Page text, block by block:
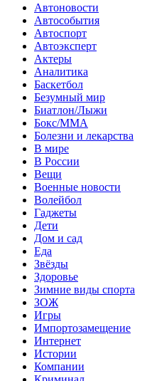
Автоновости
Автособытия
Автоспорт
Автоэксперт
Актеры
Аналитика
Баскетбол
Безумный мир
Биатлон/Лыжи
Бокс/MMA
Болезни и лекарства
В мире
В России
Вещи
Военные новости
Волейбол
Гаджеты
Дети
Дом и сад
Еда
Звёзды
Здоровье
Зимние виды спорта
ЗОЖ
Игры
Импортозамещение
Интернет
Истории
Компании